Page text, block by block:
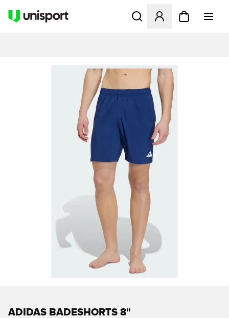
Åbner en Modal til at
ADIDAS BADESHORTS 8"